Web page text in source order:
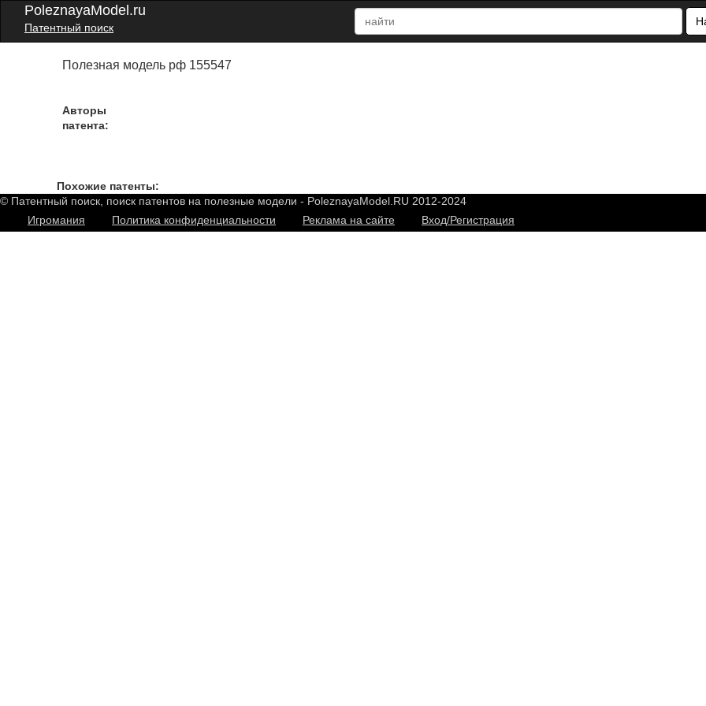
PoleznayaModel.ru
Патентный поиск
Полезная модель рф 155547
Авторы
патента:
Похожие патенты:
© Патентный поиск, поиск патентов на полезные модели - PoleznayaModel.RU 2012-2024
Игромания
Политика конфиденциальности Реклама на сайте Вход/Регистрация